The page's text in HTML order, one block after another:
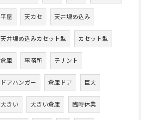
平屋 天カセ 天井埋め込み
天井埋め込みカセット型 カセット型
倉庫 事務所 テナント
ドアハンガー 倉庫ドア 巨大
大きい 大きい倉庫 臨時休業